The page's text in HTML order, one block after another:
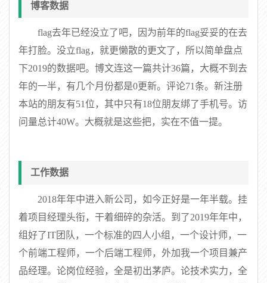
博客数据
flag去年已经没立了吧，因为前年的flag妥妥的在去
年打脸。没立flag，就更懒散的更文了，所以简单盘点
下2019的数据吧。博文连这一篇共计36篇，大概不到去
年的一半，有几个月份都是0更新。评论71条。新注册
本站的朋友有51位，其中只有18位朋友绑了手机号。访
问量总计40W。大概就是这些把，实在不值一提。
工作数据
2018年年中进入新公司，如今正好是一年半载。挂
着项目经理头衔，干着细碎的杂活。到了2019年年中，
组好了IT团队，一个标准的四人小组，一个设计师，一
个前端工程师，一个后端工程师，外加我一个项目兼产
品经理。论岗位经验，全是初出茅庐。论技术实力，全